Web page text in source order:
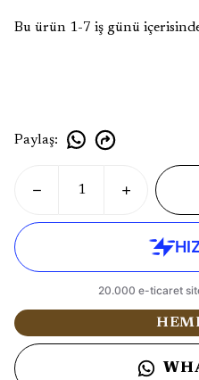
Bu ürün 1-7 iş günü
Paylaş: